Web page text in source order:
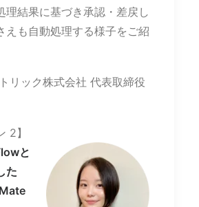
理結果に基づき承認・差戻し
えも自動処理する様子をご紹
リック株式会社 代表取締役
2】
と
た